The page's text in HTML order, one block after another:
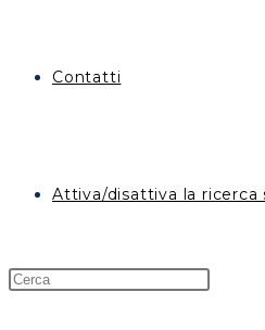
Contatti
Attiva/disattiva la ricerca